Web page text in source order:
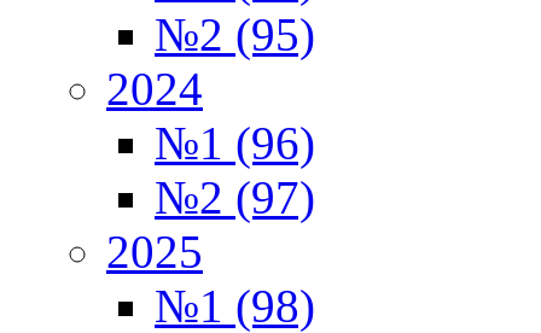
№2 (95)
2024
№1 (96)
№2 (97)
2025
№1 (98)